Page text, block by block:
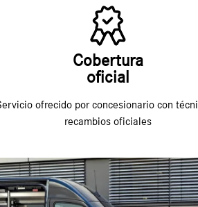
Cobertura
oficial
ofrecido por concesionario con
recambios oficiales